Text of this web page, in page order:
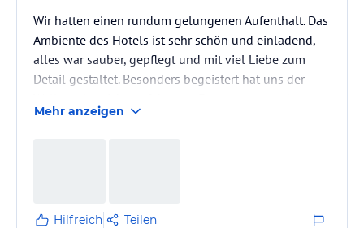
Wir hatten einen rundum gelungenen Aufenthalt. Das
Ambiente des Hotels ist sehr schön und einladend,
alles war sauber, gepflegt und mit viel Liebe zum
Detail gestaltet. Besonders begeistert hat uns der
Erholen. Auch das Angebot an Massagen hat den
gefühlt. Auch das Essen hat genau unseren
Mehr anzeigen
Hilfreich Teilen